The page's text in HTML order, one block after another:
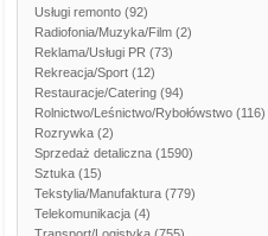
Usługi remonto (92)
Radiofonia/Muzyka/Film (2)
Reklama/Usługi PR (73)
Rekreacja/Sport (12)
Restauracje/Catering (94)
Rolnictwo/Leśnictwo/Rybołówstwo (116)
Rozrywka (2)
Sprzedaż detaliczna (1590)
Sztuka (15)
Tekstylia/Manufaktura (779)
Telekomunikacja (4)